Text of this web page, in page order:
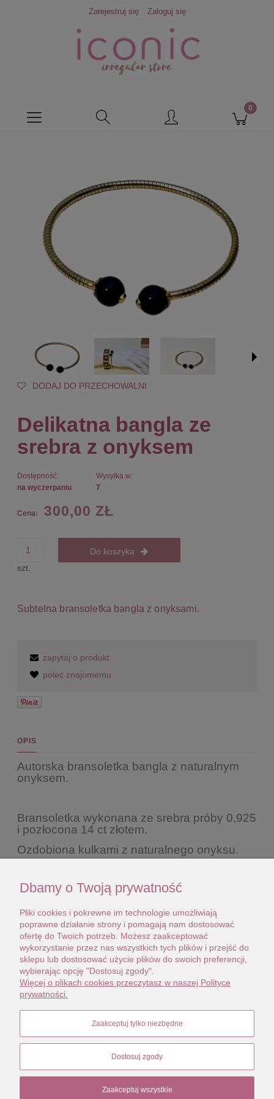
Zarejestruj się Zaloguj się
DODAJ DO PRZECHOWALNI
Delikatna bangla ze
srebra z onyksem
Dostępność:
na wyczerpaniu
Wysyłka w:
7
Cena: 300,00 ZŁ
szt.
Do koszyka
Subtelna bransoletka bangla z onyksami.
zapytaj o produkt
poleć znajomemu
OPIS
Autorska bransoletka bangla z naturalnym
onyksem.
Bransoletka wykonana ze srebra próby 0,925
i pozłocona 14 ct złotem.
Ozdobiona kulkami z naturalnego onyksu.
Delikatna, wdzięczna i ponadczasowa.
Idealna do łączenia z inną biżuterią.
Bransoleta jest nowa.
Rozmiar raczej na drobną dłoń, światło owalu
to 5,3 cm x 4,5 cm
Dzięki otwartemu obwodowi zakłada się ją
bez najmniejszego kłopotu.
Dbamy o Twoją prywatność
Pliki cookies i pokrewne im technologie umożliwiają
poprawne działanie strony i pomagają nam dostosować
ofertę do Twoich potrzeb. Możesz zaakceptować
wykorzystanie przez nas wszystkich tych plików i przejść do
sklepu lub dostosować użycie plików do swoich preferencji,
wybierając opcję "Dostosuj zgody".
Więcej o plikach cookies przeczytasz w naszej Polityce
prywatności.
Zaakceptuj tylko niezbędne
Dostosuj zgody
Zaakceptuj wszystkie